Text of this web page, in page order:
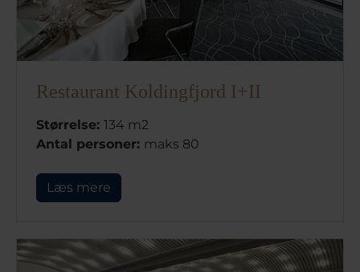
Restaurant Koldingfjord I+II
Størrelse: 134 m2
Antal personer: maks 80
Læs mere